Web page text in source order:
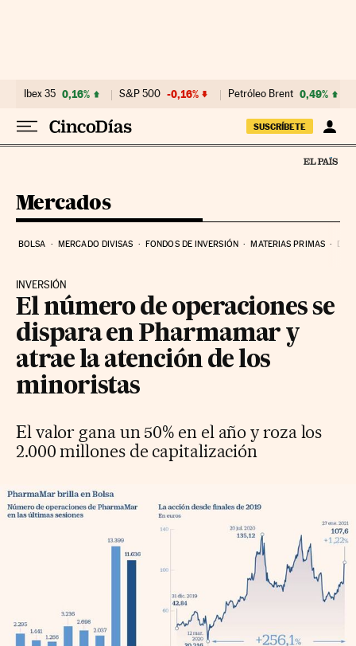
Ibex 35 0,16% S&P 500 -0,16% Petróleo Brent 0,49%
SUSCRÍBETE
Mercados
BOLSA MERCADO DIVISAS FONDOS DE INVERSIÓN MATERIAS PRIMAS
INVERSIÓN
El número de operaciones se
dispara en Pharmamar y
atrae la atención de los
minoristas
El valor gana un 50% en el año y roza los
2.000 millones de capitalización